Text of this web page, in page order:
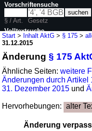
Start > Inhalt AktG > § 175 >
31.12.2015
Änderung§ 175
Ähnliche Seiten:weitere
Änderungen durch Artikel
31. Dezember 2015 und
Hervorhebungen: alter
Änderung
Vorschriftensuche
§ / Art.
Gesetz
Volltextsuche